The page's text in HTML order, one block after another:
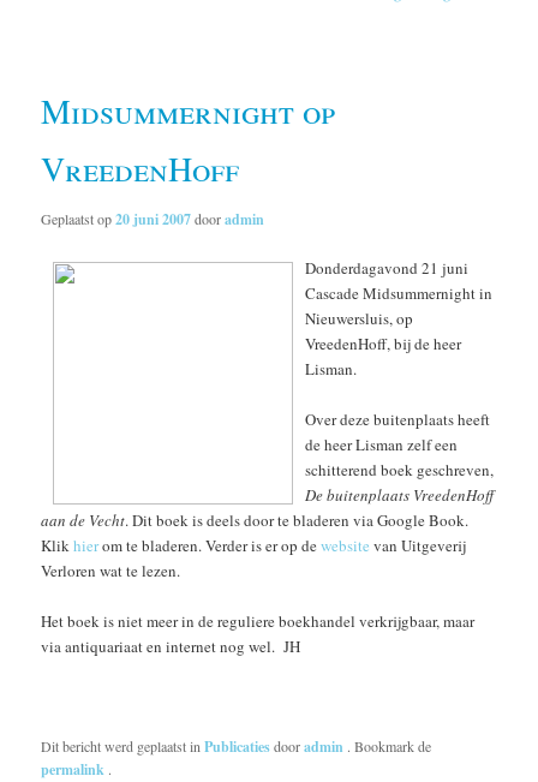
Midsummernight op
VreedenHoff
Geplaatst op20 juni 2007dooradmin
Donderdagavond 21 juni
Cascade Midsummernight in
Nieuwersluis, op
VreedenHoff, bij de heer
Lisman.
Over deze buitenplaats heeft
de heer Lisman zelf een
schitterend boek geschreven,
De buitenplaats VreedenHoff
aan de Vecht. Dit boek is deels door te bladeren via Google Book.
Klikhierom te bladeren. Verder is er op dewebsite van Uitgeverij
Verloren wat te lezen.
Het boek is niet meer in de reguliere boekhandel verkrijgbaar, maar
via antiquariaat en internet nog wel. JH
Dit bericht werd geplaatst inPublicatiesdooradmin . Bookmark de
permalink .